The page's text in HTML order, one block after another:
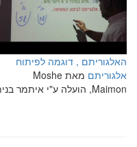
האלגוריתם , דוגמה לפיתוח
אלגוריתם
מאת Moshe
Maimon, הועלה ע"י איתמר בנית